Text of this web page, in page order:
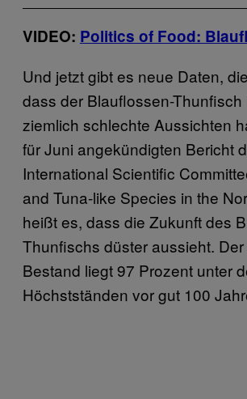
VIDEO: Politics of Food:
Und jetzt gibt es neue Daten,
dass der Blauflossen-Thunfisch
ziemlich schlechte Aussichten
für Juni angekündigten Bericht
International Scientific
and Tuna-like Species in the
heißt es, dass die Zukunft des
Thunfischs düster aussieht.
Bestand liegt 97 Prozent unter
Höchstständen vor gut 100